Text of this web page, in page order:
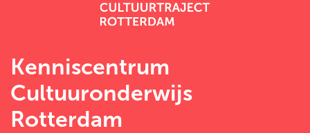
Kenniscentrum
Cultuuronderwijs
Rotterdam